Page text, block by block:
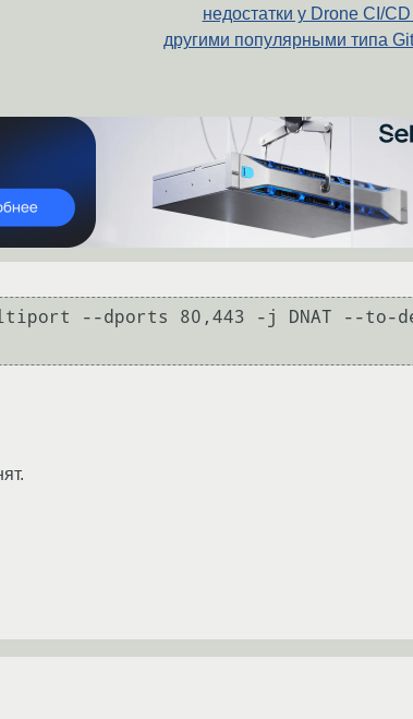
недостатки у Drone CI/
другими популярными типа
--dports 80,443 -j DNAT --to-